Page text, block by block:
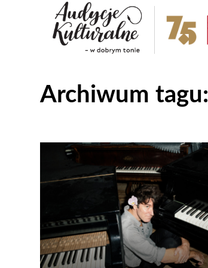
Archiwum tagu:
Odtwarzacz
dźwiękowych